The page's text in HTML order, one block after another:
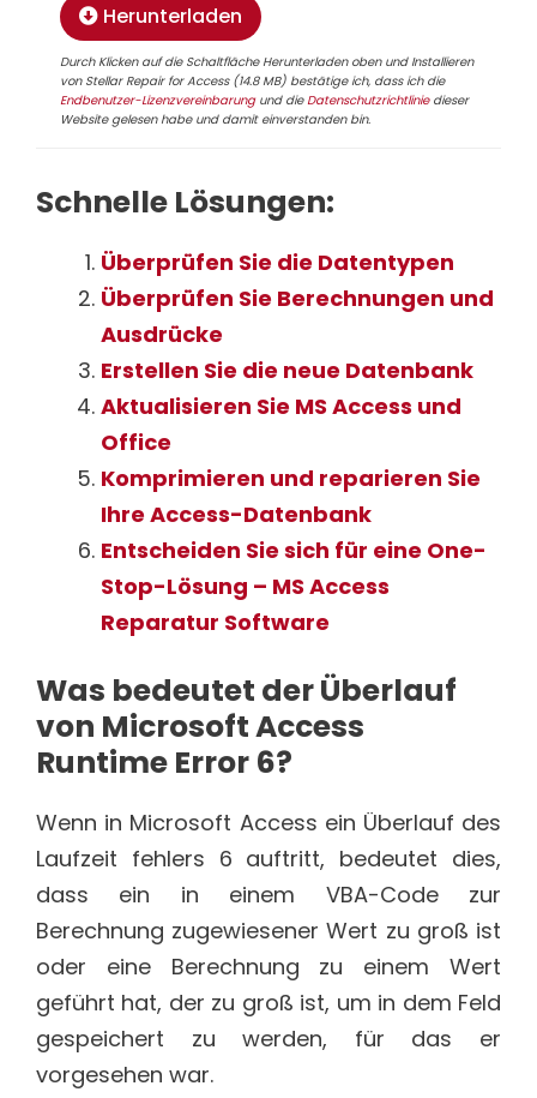
Herunterladen
Durch Klicken auf die Schaltfläche Herunterladen oben und Installieren
von Stellar Repair for Access (14.8 MB) bestätige ich, dass ich die
Endbenutzer-Lizenzvereinbarungund dieDatenschutzrichtliniedieser
Website gelesen habe und damit einverstanden bin.
Schnelle Lösungen:
Überprüfen Sie die Datentypen
Überprüfen Sie Berechnungen und
Ausdrücke
Erstellen Sie die neue Datenbank
Aktualisieren Sie MS Access und
Office
Komprimieren und reparieren Sie
Ihre Access-Datenbank
Entscheiden Sie sich für eine One-
Stop-Lösung – MS Access
Reparatur Software
Was bedeutet der Überlauf
von Microsoft Access
Runtime Error 6?
Wenn in Microsoft Access ein Überlauf des
Laufzeit fehlers 6 auftritt, bedeutet dies,
dass ein in einem VBA-Code zur
Berechnung zugewiesener Wert zu groß ist
oder eine Berechnung zu einem Wert
geführt hat, der zu groß ist, um in dem Feld
gespeichert zu werden, für das er
vorgesehen war.